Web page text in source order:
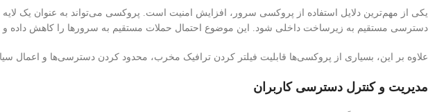
یکی از مهم‌ترین دلایل استفاده از پروکسی سرور، افزایش امنیت است. پروکسی می‌تواند به عنوان یک
دسترسی مستقیم به زیرساخت داخلی شود. این موضوع احتمال حملات مستقیم به سرورها را کاهش داده
علاوه بر این، بسیاری از پروکسی‌ها قابلیت فیلتر کردن ترافیک مخرب، محدود کردن دسترسی‌ها و اعمال
مدیریت و کنترل دسترسی کاربران